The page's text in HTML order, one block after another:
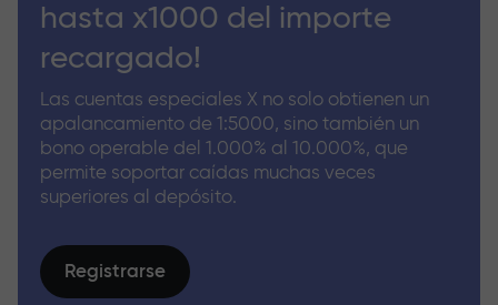
hasta x1000 del importe
recargado!
Las cuentas especiales X no solo obtienen un
apalancamiento de 1:5000, sino también un
bono operable del 1.000% al 10.000%, que
permite soportar caídas muchas veces
superiores al depósito.
Registrarse